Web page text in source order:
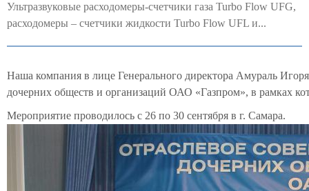
Ультразвуковые расходомеры-счетчики газа Turbo Flow UFG,
расходомеры – счетчики жидкости Turbo Flow UFL и...
Наша компания в лице Генерального директора Амураль
дочерних обществ и организаций ОАО «Газпром», в рамках
Мероприятие проводилось с 26 по 30 сентября в г. Самара.